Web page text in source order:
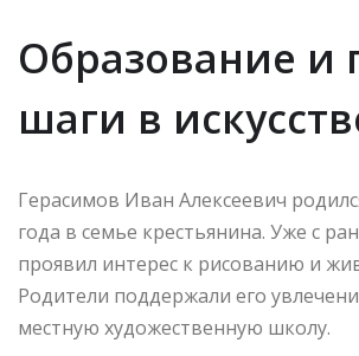
Образование и
шаги в
Герасимов Иван Алексеевич
года в семье крестьянина. Уже с
проявил интерес к рисованию и
Родители поддержали его
местную художественную школу.